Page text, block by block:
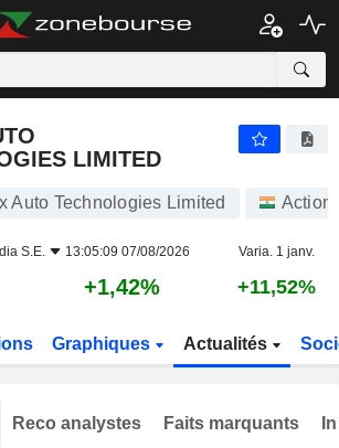
LIMITED
Auto Technologies Limited
S.E. 13:05:09 07/08/2026 Varia. 1 janv.
+1,42% +11,52%
Graphiques Actualités
Reco analystes Faits marquants